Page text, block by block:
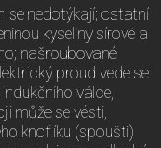
se nedotýkají; ostatní
kyseliny sírové a
našroubované
proud vede se
válce,
může se vésti,
knoflíku (spoušti)